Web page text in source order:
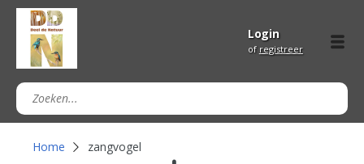
Login
of registreer
Home zangvogel